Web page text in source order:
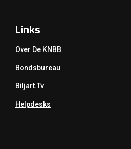
Links
Over De KNBB
Bondsbureau
Biljart.tv
Helpdesks